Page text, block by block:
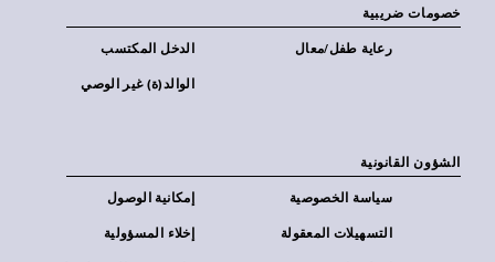
خصومات ضريبية
الدخل المكتسب رعاية طفل/معال
الوالد(ة) غير الوصي
الشؤون القانونية
إمكانية الوصول سياسة الخصوصية
إخلاء المسؤولية التسهيلات المعقولة